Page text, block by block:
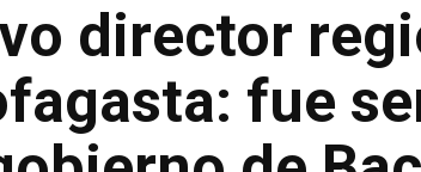
director
fue